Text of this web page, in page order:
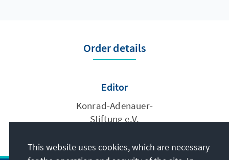
Order details
Editor
Konrad-Adenauer-
Stiftung e.V.
This website uses cookies, which are necessary